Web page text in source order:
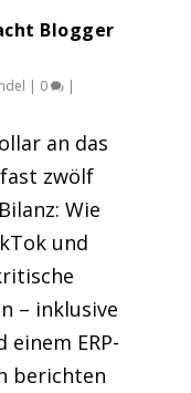
Blogger
| 0 |
an das
zwölf
Wie
und
– inklusive
ERP-
berichten